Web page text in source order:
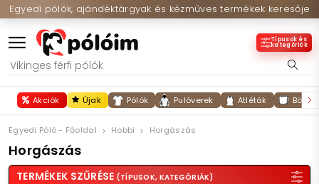
Egyedi pólók, ajándéktárgyak és kézműves termékek keresője
Típusok és
kategóriák
Akciók Újak Pólók Pulóverek Atléták
Egyedi Póló - Főoldal Hobbi Horgászás
Horgászás
TERMÉKEK SZŰRÉSE (TÍPUSOK, KATEGÓRIÁK)